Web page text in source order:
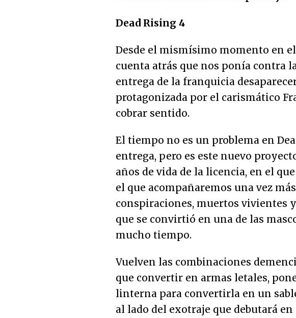
Dead Rising 4
Desde el mismísimo momento en
cuenta atrás que nos ponía contra
entrega de la franquicia
protagonizada por el carismático
cobrar sentido.
El tiempo no es un problema en
entrega, pero es este nuevo
años de vida de la licencia, en el
el que acompañaremos una vez
conspiraciones, muertos vivientes
que se convirtió en una de las
mucho tiempo.
Vuelven las combinaciones
que convertir en armas letales,
linterna para convertirla en un
al lado del exotraje que debutará en